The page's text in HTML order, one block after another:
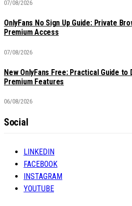
07/08/2026
OnlyFans No Sign Up Guide: Private
Premium Access
07/08/2026
New OnlyFans Free: Practical Guide
Premium Features
06/08/2026
Social
LINKEDIN
FACEBOOK
INSTAGRAM
YOUTUBE